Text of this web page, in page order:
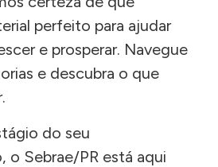
perfeito para ajudar
e prosperar. Navegue
e descubra o que
do seu
o Sebrae/PR está aqui